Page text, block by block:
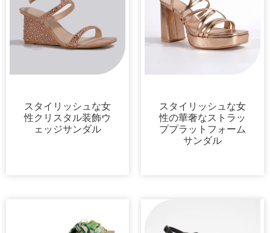
スタイリッシュな女
性クリスタル装飾ウ
ェッジサンダル
スタイリッシュな女
性の華奢なストラッ
ププラットフォーム
サンダル